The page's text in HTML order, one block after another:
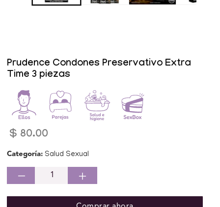
ventana
Prudence Condones Preservativo Extra
Time 3 piezas
Precio
$ 80.00
Categoría: Salud Sexual
Reducir
cantidad
Aumentar
cantidad
para